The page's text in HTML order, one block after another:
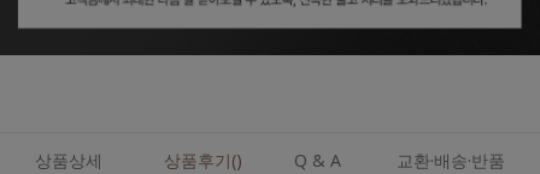
상품상세 상품후기() Q & A 교환·배송·반품